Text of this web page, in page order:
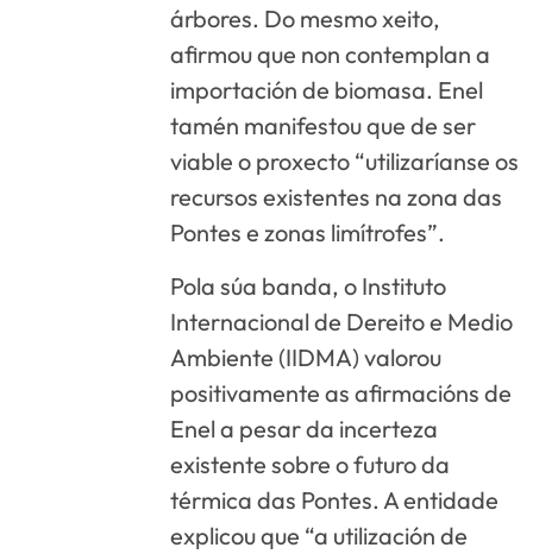
árbores. Do mesmo xeito,
afirmou que non contemplan a
importación de biomasa. Enel
tamén manifestou que de ser
viable o proxecto “utilizaríanse os
recursos existentes na zona das
Pontes e zonas limítrofes”.
Pola súa banda, o Instituto
Internacional de Dereito e Medio
Ambiente (IIDMA) valorou
positivamente as afirmacións de
Enel a pesar da incerteza
existente sobre o futuro da
térmica das Pontes. A entidade
explicou que “a utilización de